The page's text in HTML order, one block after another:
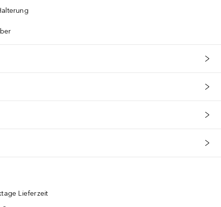
Lieferzeit